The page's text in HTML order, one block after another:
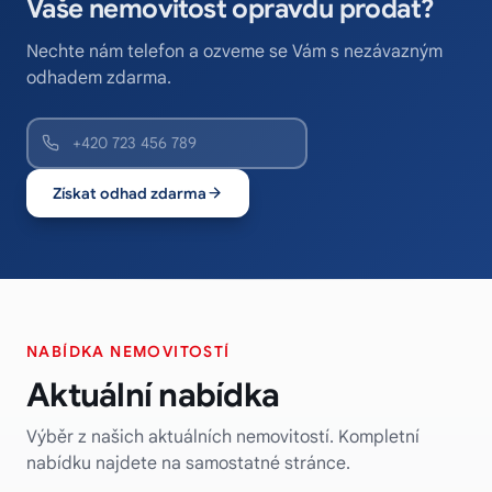
Vaše nemovitost opravdu prodat?
Nechte nám telefon a ozveme se Vám s nezávazným
odhadem zdarma.
Získat odhad zdarma
NABÍDKA NEMOVITOSTÍ
Aktuální nabídka
Výběr z našich aktuálních nemovitostí. Kompletní
nabídku najdete na samostatné stránce.